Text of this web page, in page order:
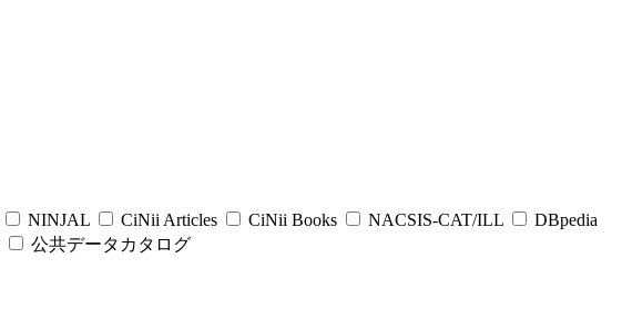
NINJAL CiNii Articles CiNii Books NACSIS-CAT/ILL
DBpedia
公共データカタログ